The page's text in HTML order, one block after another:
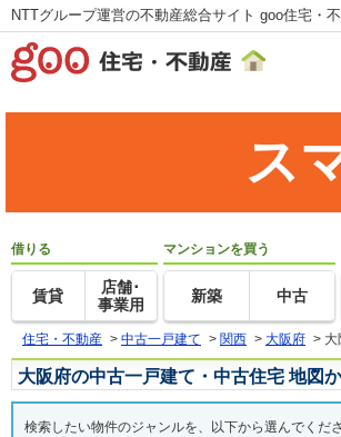
NTTグループ運営の不動産総合サイト goo住宅・
ス
借りる
賃貸
店舗･
事業用
マンションを買う
新築 中古
住宅・不動産 > 中古一戸建て > 関西 > 大阪府 >
大阪府の中古一戸建て・中古住宅 地図
検索したい物件のジャンルを、以下から選んでくださ